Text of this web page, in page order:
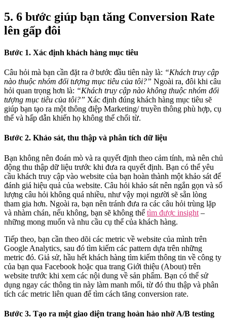
5. 6 bước giúp bạn tăng Conversion Rate
lên gấp đôi
Bước 1. Xác định khách hàng mục tiêu
Câu hỏi mà bạn cần đặt ra ở bước đầu tiên này là: “Khách truy cập
nào thuộc nhóm đối tượng mục tiêu của tôi?” Ngoài ra, đôi khi câu
hỏi quan trọng hơn là: “Khách truy cập nào không thuộc nhóm đối
tượng mục tiêu của tôi?” Xác định đúng khách hàng mục tiêu sẽ
giúp bạn tạo ra một thông điệp Marketing/ truyền thông phù hợp, cụ
thể và hấp dẫn khiến họ không thể chối từ.
Bước 2. Khảo sát, thu thập và phân tích dữ liệu
Bạn không nên đoán mò và ra quyết định theo cảm tính, mà nên chủ
động thu thập dữ liệu trước khi đưa ra quyết định. Bạn có thể yêu
cầu khách truy cập vào website của bạn hoàn thành một khảo sát để
đánh giá hiệu quả của website. Câu hỏi khảo sát nên ngắn gọn và số
lượng câu hỏi không quá nhiều, như vậy mọi người sẽ sẵn lòng
tham gia hơn. Ngoài ra, bạn nên tránh đưa ra các câu hỏi trùng lặp
và nhàm chán, nếu không, bạn sẽ không thể tìm được insight –
những mong muốn và nhu cầu cụ thể của khách hàng.
Tiếp theo, bạn cần theo dõi các metric về website của mình trên
Google Analytics, sau đó tìm kiếm các pattern dựa trên những
metric đó. Giả sử, hầu hết khách hàng tìm kiếm thông tin về công ty
của bạn qua Facebook hoặc qua trang Giới thiệu (About) trên
website trước khi xem các nội dung về sản phẩm. Bạn có thể sử
dụng ngay các thông tin này làm manh mối, từ đó thu thập và phân
tích các metric liên quan để tìm cách tăng conversion rate.
Bước 3. Tạo ra một giao diện trang hoàn hảo nhờ A/B testing